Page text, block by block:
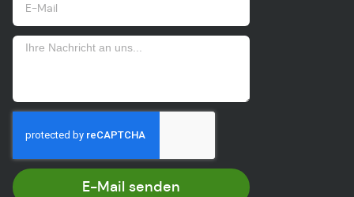
E-Mail senden